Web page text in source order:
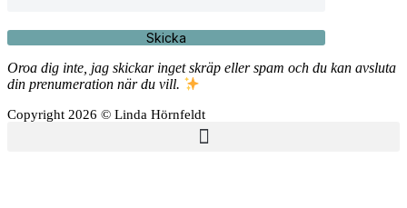
Skicka
Oroa dig inte, jag skickar inget skräp eller spam och du kan avsluta
din prenumeration när du vill.
Copyright 2026 © Linda Hörnfeldt